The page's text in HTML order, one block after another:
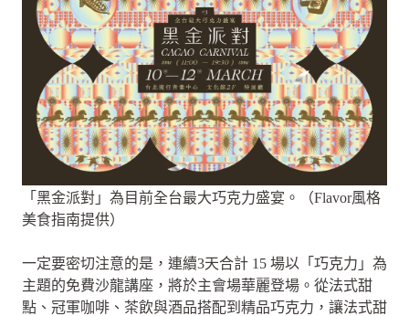
「黑金派對」為目前全台最大巧克力盛宴。（Flavor風格
美食指南提供）
一定要密切注意的是，連續3天合計 15 場以「巧克力」為
主題的免費沙龍講座，將於主會場華麗登場。從法式甜
點、冠軍咖啡、茶飲與酒品搭配到精品巧克力，讓法式甜